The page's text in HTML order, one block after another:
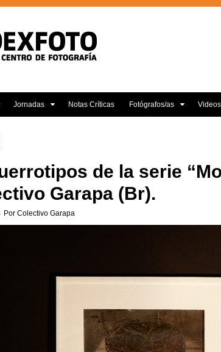
Jornadas Notas Críticas Fotógrafos/as Videos
de la serie
Garapa (Br).
Por Colectivo Garapa